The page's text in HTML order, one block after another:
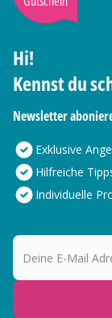
Hi!
Kennst du
Newsletter
Exklusive
Hilfreiche
Individuelle
Deine E-Mail